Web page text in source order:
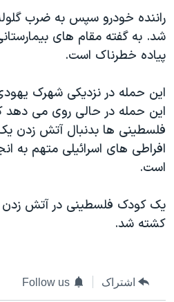
فرهنگ و زندگی
حقوق شهروندی
علم و فناوری
اسرائیل در جنگ
گالری عکس
مستندها
انتخابات ریاست جمهوری آمریکا ۲۰۲۴
رمز مهسا
ورزش زنان در ایران
اعتراضات زن، زندگی، آزادی
تریبونال مردمی آبان ۹۸
قانون شفافیت دارائی کادر رهبری
دنبال کنید
زبانهای مختلف
راننده خودرو سپس به ضرب
شد. به گفته مقام های
پیاده خطرناک است.
این حمله در نزدیکی شهرک
این حمله در حالی روی می دهد
فلسطینی ها بدنبال آتش زدن
افراطی های اسرائیلی متهم به
است.
یک کودک فلسطینی در آتش زدن
کشته شد.
اشتراک Follow us